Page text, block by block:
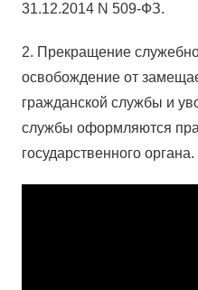
31.12.2014 N 509-ФЗ.
2. Прекращение
освобождение от
гражданской службы и
службы оформляются
государственного органа.